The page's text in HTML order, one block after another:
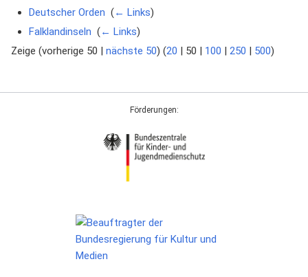
Deutscher Orden (← Links)
Falklandinseln (← Links)
Zeige (vorherige 50 | nächste 50) (20 | 50 | 100 | 250 | 500)
Förderungen: